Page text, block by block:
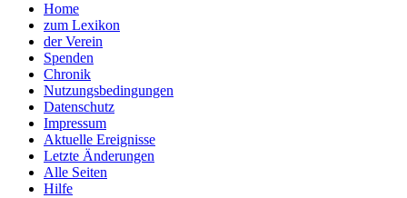
Home
zum Lexikon
der Verein
Spenden
Chronik
Nutzungsbedingungen
Datenschutz
Impressum
Aktuelle Ereignisse
Letzte Änderungen
Alle Seiten
Hilfe